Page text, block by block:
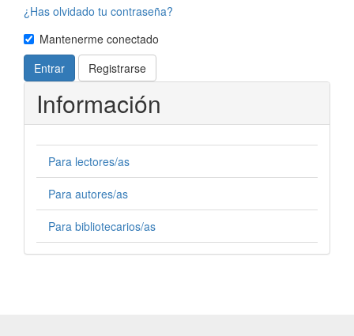
¿Has olvidado tu contraseña?
Mantenerme conectado
Entrar
Registrarse
Información
Para lectores/as
Para autores/as
Para bibliotecarios/as